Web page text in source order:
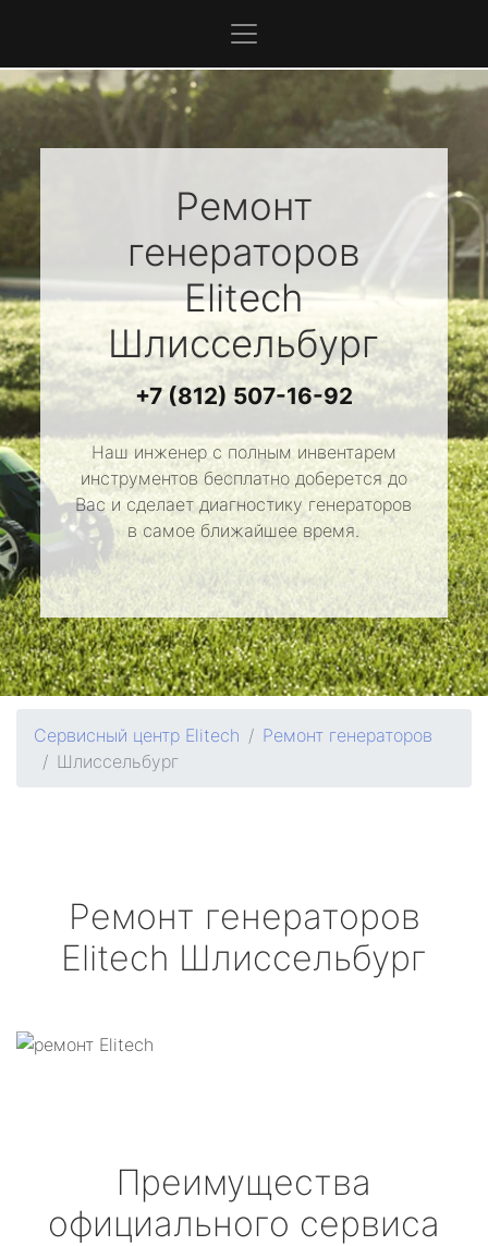
Ремонт
генераторов
Elitech
Шлиссельбург
+7 (812) 507-16-92
Наш инженер с полным инвентарем
инструментов бесплатно доберется до
Вас и сделает диагностику генераторов
в самое ближайшее время.
Сервисный центр Elitech
Ремонт генераторов
Шлиссельбург
Ремонт генераторов
Elitech Шлиссельбург
Преимущества
официального сервиса